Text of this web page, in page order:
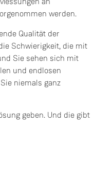
werden.
Qualität der
Schwierigkeit, die mit
Sie sehen sich mit
und endlosen
niemals ganz
geben. Und die gibt